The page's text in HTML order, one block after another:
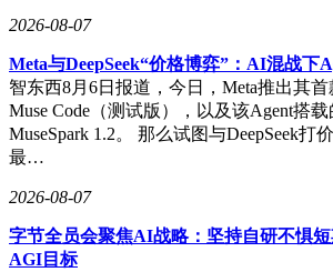
2026-08-07
Meta与DeepSeek“价格博弈”：AI混战下
智东西8月6日报道，今日，Meta推出其
Muse Code（测试版），以及该Agent搭
MuseSpark 1.2。 那么试图与DeepSeek打
最…
2026-08-07
字节全员会聚焦AI战略：坚持自研不惧
AGI目标